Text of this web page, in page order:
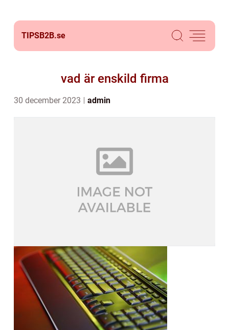
TIPSB2B.se
vad är enskild firma
30 december 2023 admin